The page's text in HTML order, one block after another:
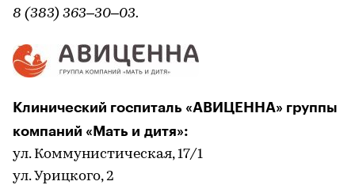
8 (383) 363–30–03.
Клинический госпиталь «АВИЦЕННА» группы
компаний «Мать и дитя»:
ул. Коммунистическая, 17/1
ул. Урицкого, 2